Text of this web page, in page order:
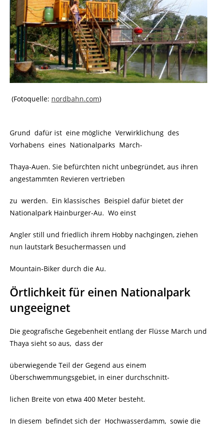
(Fotoquelle: nordbahn.com)
Grund dafür ist eine mögliche Verwirklichung des
Vorhabens eines Nationalparks March-
Thaya-Auen. Sie befürchten nicht unbegründet, aus ihren
angestammten Revieren vertrieben
zu werden. Ein klassisches Beispiel dafür bietet der
Nationalpark Hainburger-Au. Wo einst
Angler still und friedlich ihrem Hobby nachgingen, ziehen
nun lautstark Besuchermassen und
Mountain-Biker durch die Au.
Örtlichkeit für einen Nationalpark
ungeeignet
Die geografische Gegebenheit entlang der Flüsse March und
Thaya sieht so aus, dass der
überwiegende Teil der Gegend aus einem
Überschwemmungsgebiet, in einer durchschnitt-
lichen Breite von etwa 400 Meter besteht.
In diesem befindet sich der Hochwasserdamm, sowie die